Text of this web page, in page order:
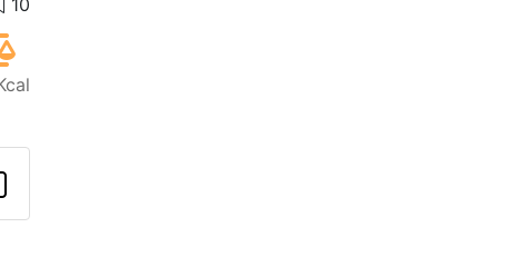
a um amigo
página
com o autor da receita
esta receita? Compartilhe